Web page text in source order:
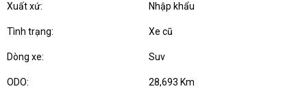
Xuất xứ: Nhập khẩu
Tình trạng: Xe cũ
Dòng xe: Suv
ODO: 28,693 Km